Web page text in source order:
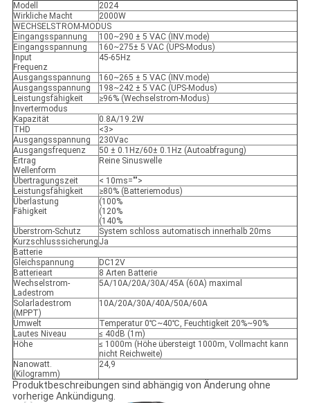
Modell
2024
Wirkliche Macht
2000W
WECHSELSTROM-MODUS
Eingangsspannung
100~290 ± 5 VAC (INV.mode)
Eingangsspannung
160~275± 5 VAC (UPS-Modus)
Input
Frequenz
45-65Hz
Ausgangsspannung
160~265 ± 5 VAC (INV.mode)
Ausgangsspannung
198~242 ± 5 VAC (UPS-Modus)
Leistungsfähigkeit
≥96% (Wechselstrom-Modus)
Invertermodus
Kapazität
0.8A/19.2W
THD
<3>
Ausgangsspannung
230Vac
Ausgangsfrequenz
50 ± 0.1Hz/60± 0.1Hz (Autoabfragung)
Ertrag
Wellenform
Reine Sinuswelle
Übertragungszeit
< 10ms="">
Leistungsfähigkeit
≥80% (Batteriemodus)
Überlastung
Fähigkeit
(100%
(120%
(140%
Überstrom-Schutz
System schloss automatisch innerhalb 20ms
Kurzschlusssicherung Ja
Batterie
Gleichspannung
DC12V
Batterieart
8 Arten Batterie
Wechselstrom-
Ladestrom
5A/10A/20A/30A/45A (60A) maximal
Solarladestrom
(MPPT)
10A/20A/30A/40A/50A/60A
Umwelt
Temperatur 0℃~40℃, Feuchtigkeit 20%~90%
Lautes Niveau
≤ 40dB (1m)
Höhe
≤ 1000m (Höhe übersteigt 1000m, Vollmacht kann
nicht Reichweite)
Nanowatt.
(Kilogramm)
24,9
Produktbeschreibungen sind abhängig von Änderung ohne
vorherige Ankündigung.